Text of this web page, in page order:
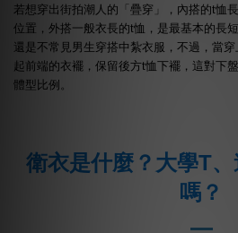
若想穿出街拍潮人的「疊穿」，內搭的t恤
位置，外搭一般衣長的t恤，是最基本的長
還是不常見男生穿搭中紮衣服，不過，當
起前端的衣襬，保留後方t恤下襬，這對下
體型比例。
衛衣是什麼？大學T
嗎？